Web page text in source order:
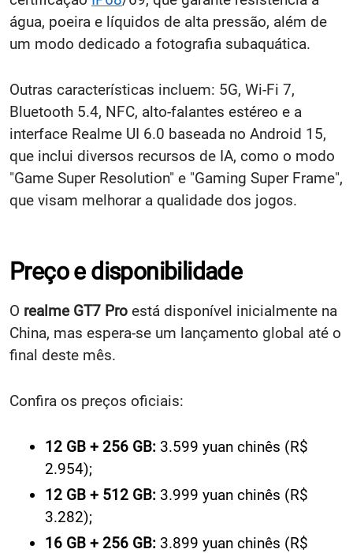
água, poeira e líquidos de alta pressão, além de
um modo dedicado a fotografia subaquática.
Outras características incluem: 5G, Wi-Fi 7,
Bluetooth 5.4, NFC, alto-falantes estéreo e a
interface Realme UI 6.0 baseada no Android 15,
que inclui diversos recursos de IA, como o modo
"Game Super Resolution" e "Gaming Super Frame",
que visam melhorar a qualidade dos jogos.
Preço e disponibilidade
O realme GT7 Pro está disponível inicialmente na
China, mas espera-se um lançamento global até o
final deste mês.
Confira os preços oficiais:
12 GB + 256 GB: 3.599 yuan chinês (R$
2.954);
12 GB + 512 GB: 3.999 yuan chinês (R$
3.282);
16 GB + 256 GB: 3.899 yuan chinês (R$